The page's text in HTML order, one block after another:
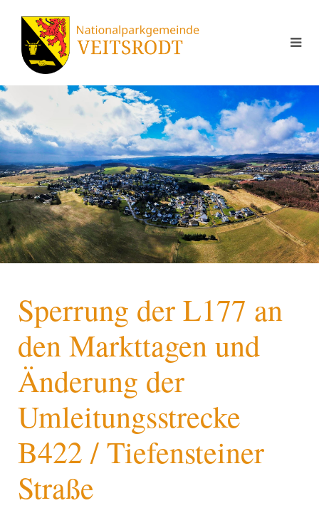
Sperrung der L177 an
den Markttagen und
Änderung der
Umleitungsstrecke
B422 / Tiefensteiner
Straße